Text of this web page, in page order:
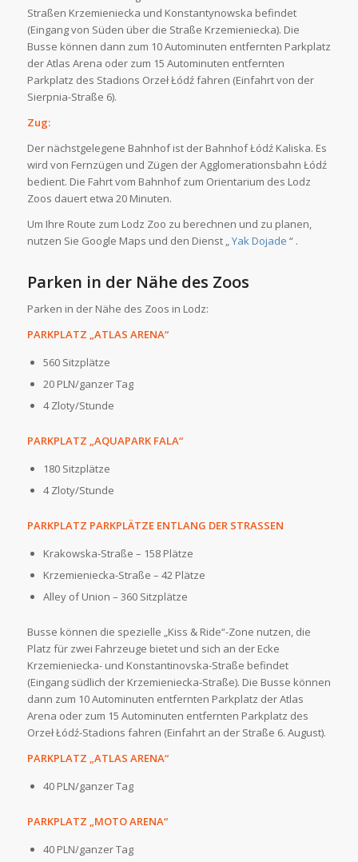
Straßen Krzemieniecka und Konstantynowska befindet
(Eingang von Süden über die Straße Krzemieniecka). Die
Busse können dann zum 10 Autominuten entfernten Parkplatz
der Atlas Arena oder zum 15 Autominuten entfernten
Parkplatz des Stadions Orzeł Łódź fahren (Einfahrt von der
Sierpnia-Straße 6).
Zug:
Der nächstgelegene Bahnhof ist der Bahnhof Łódź Kaliska. Es
wird von Fernzügen und Zügen der Agglomerationsbahn Łódź
bedient. Die Fahrt vom Bahnhof zum Orientarium des Lodz
Zoos dauert etwa 20 Minuten.
Um Ihre Route zum Lodz Zoo zu berechnen und zu planen,
nutzen Sie Google Maps und den Dienst „Yak Dojade “ .
Parken in der Nähe des Zoos
Parken in der Nähe des Zoos in Lodz:
PARKPLATZ „ATLAS ARENA“
560 Sitzplätze
20 PLN/ganzer Tag
4 Zloty/Stunde
PARKPLATZ „AQUAPARK FALA“
180 Sitzplätze
4 Zloty/Stunde
PARKPLATZ PARKPLÄTZE ENTLANG DER STRASSEN
Krakowska-Straße – 158 Plätze
Krzemieniecka-Straße – 42 Plätze
Alley of Union – 360 Sitzplätze
Busse können die spezielle „Kiss & Ride“-Zone nutzen, die
Platz für zwei Fahrzeuge bietet und sich an der Ecke
Krzemieniecka- und Konstantinovska-Straße befindet
(Eingang südlich der Krzemieniecka-Straße). Die Busse können
dann zum 10 Autominuten entfernten Parkplatz der Atlas
Arena oder zum 15 Autominuten entfernten Parkplatz des
Orzeł Łódź-Stadions fahren (Einfahrt an der Straße 6. August).
PARKPLATZ „ATLAS ARENA“
40 PLN/ganzer Tag
PARKPLATZ „MOTO ARENA“
40 PLN/ganzer Tag